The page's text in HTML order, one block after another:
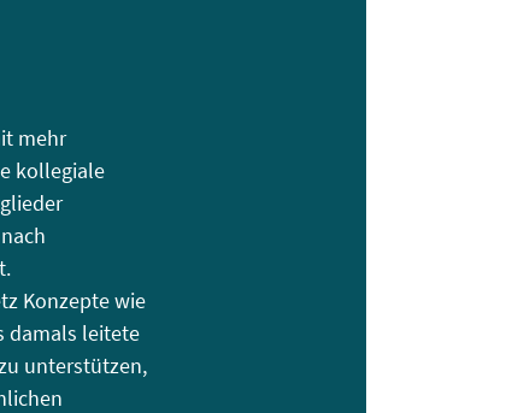
mehr
kollegiale
Konzepte wie
damals leitete
unterstützen,